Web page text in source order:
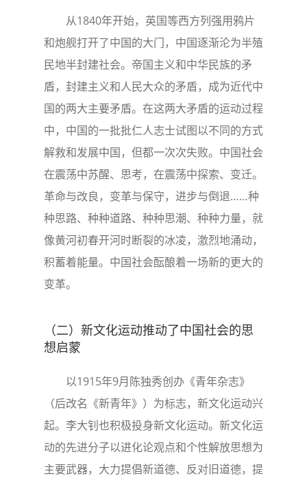
从1840年开始，英国等西方列强用鸦片
和炮舰打开了中国的大门，中国逐渐沦为半殖
民地半封建社会。帝国主义和中华民族的矛
盾，封建主义和人民大众的矛盾，成为近代中
国的两大主要矛盾。在这两大矛盾的运动过程
中，中国的一批批仁人志士试图以不同的方式
解救和发展中国，但都一次次失败。中国社会
在震荡中苏醒、思考，在震荡中探索、变迁。
革命与改良，变革与保守，进步与倒退……种
种思路、种种道路、种种思潮、种种力量，就
像黄河初春开河时断裂的冰凌，激烈地涌动，
积蓄着能量。中国社会酝酿着一场新的更大的
变革。
（二）新文化运动推动了中国社会的思
想启蒙
以1915年9月陈独秀创办《青年杂志》
（后改名《新青年》）为标志，新文化运动兴
起。李大钊也积极投身新文化运动。新文化运
动的先进分子以进化论观点和个性解放思想为
主要武器，大力提倡新道德、反对旧道德，提